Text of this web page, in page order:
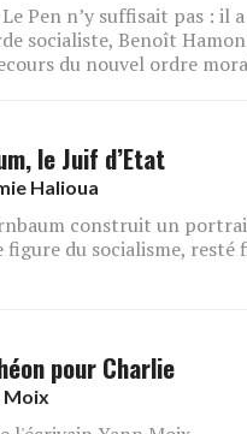
Pen n’y suffisait pas : il
socialiste, Benoît
du nouvel ordre
le Juif d’Etat
Halioua
construit un
figure du socialisme, resté
pour Charlie
Moix